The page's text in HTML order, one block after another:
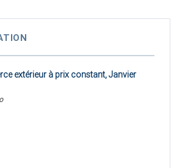
extérieur à prix constant, Janvier